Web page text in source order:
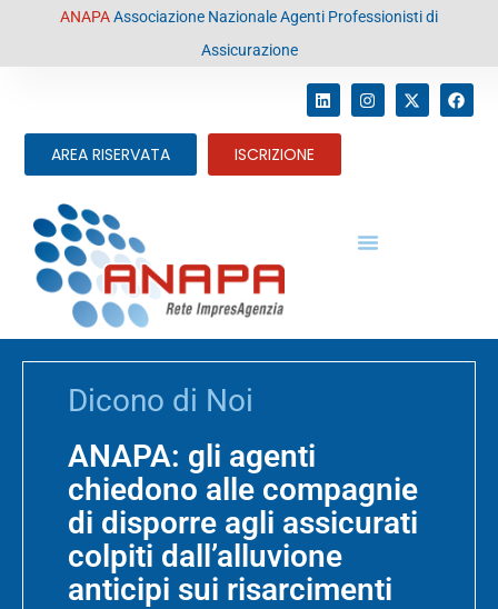
contenutoANAPAAssociazione Nazionale Agenti Professionisti di
Assicurazione
AREA RISERVATA ISCRIZIONE
Dicono di Noi
ANAPA: gli agenti
chiedono alle compagnie
di disporre agli assicurati
colpiti dall’alluvione
anticipi sui risarcimenti